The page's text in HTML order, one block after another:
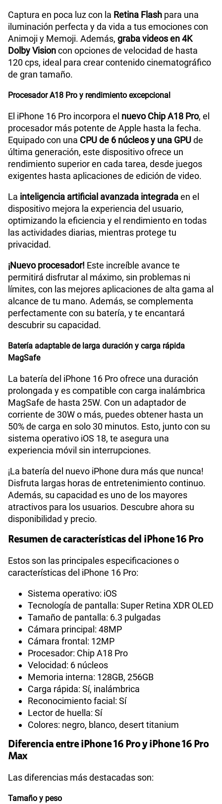
Captura en poca luz con la Retina Flash para una
iluminación perfecta y da vida a tus emociones con
Animoji y Memoji. Además, graba videos en 4K
Dolby Visioncon opciones de velocidad de hasta
120 cps, ideal para crear contenido cinematográfico
de gran tamaño.
Procesador A18 Pro y rendimiento excepcional
El iPhone 16 Pro incorpora el nuevo Chip A18 Pro, el
procesador más potente de Apple hasta la fecha.
Equipado con una CPU de 6 núcleos y una GPUde
última generación, este dispositivo ofrece un
rendimiento superior en cada tarea, desde juegos
exigentes hasta aplicaciones de edición de video.
La inteligencia artificial avanzada integradaen el
dispositivo mejora la experiencia del usuario,
optimizando la eficiencia y el rendimiento en todas
las actividades diarias, mientras protege tu
privacidad.
¡Nuevo procesador! Este increíble avance te
permitirá disfrutar al máximo, sin problemas ni
límites, con las mejores aplicaciones de alta gama al
alcance de tu mano. Además, se complementa
perfectamente con su batería, y te encantará
descubrir su capacidad.
Batería adaptable de larga duración y carga rápida
MagSafe
La batería del iPhone 16 Pro ofrece una duración
prolongada y es compatible con carga inalámbrica
MagSafe de hasta 25W. Con un adaptador de
corriente de 30W o más, puedes obtener hasta un
50% de carga en solo 30 minutos. Esto, junto con su
sistema operativo iOS 18, te asegura una
experiencia móvil sin interrupciones.
¡La batería del nuevo iPhone dura más que nunca!
Disfruta largas horas de entretenimiento continuo.
Además, su capacidad es uno de los mayores
atractivos para los usuarios. Descubre ahora su
disponibilidad y precio.
Resumen de características del iPhone 16 Pro
Estos son las principales especificaciones o
características del iPhone 16 Pro:
Sistema operativo: iOS
Tecnología de pantalla: Super Retina XDR OLED
Tamaño de pantalla: 6.3 pulgadas
Cámara principal: 48MP
Cámara frontal: 12MP
Procesador: Chip A18 Pro
Velocidad: 6 núcleos
Memoria interna: 128GB, 256GB
Carga rápida: Sí, inalámbrica
Reconocimiento facial: Sí
Lector de huella: Sí
Colores: negro, blanco, desert titanium
Diferencia entre iPhone 16 Pro y iPhone 16 Pro
Max
Las diferencias más destacadas son:
Tamaño y peso